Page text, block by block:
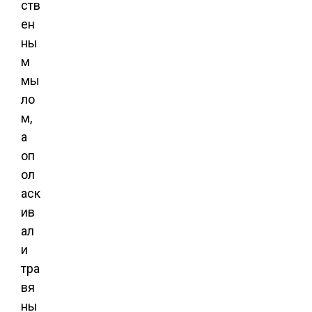
ств
ен
ны
м
мы
ло
м,
а
оп
ол
аск
ив
ал
и
тра
вя
ны